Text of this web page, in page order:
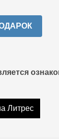
Литрес